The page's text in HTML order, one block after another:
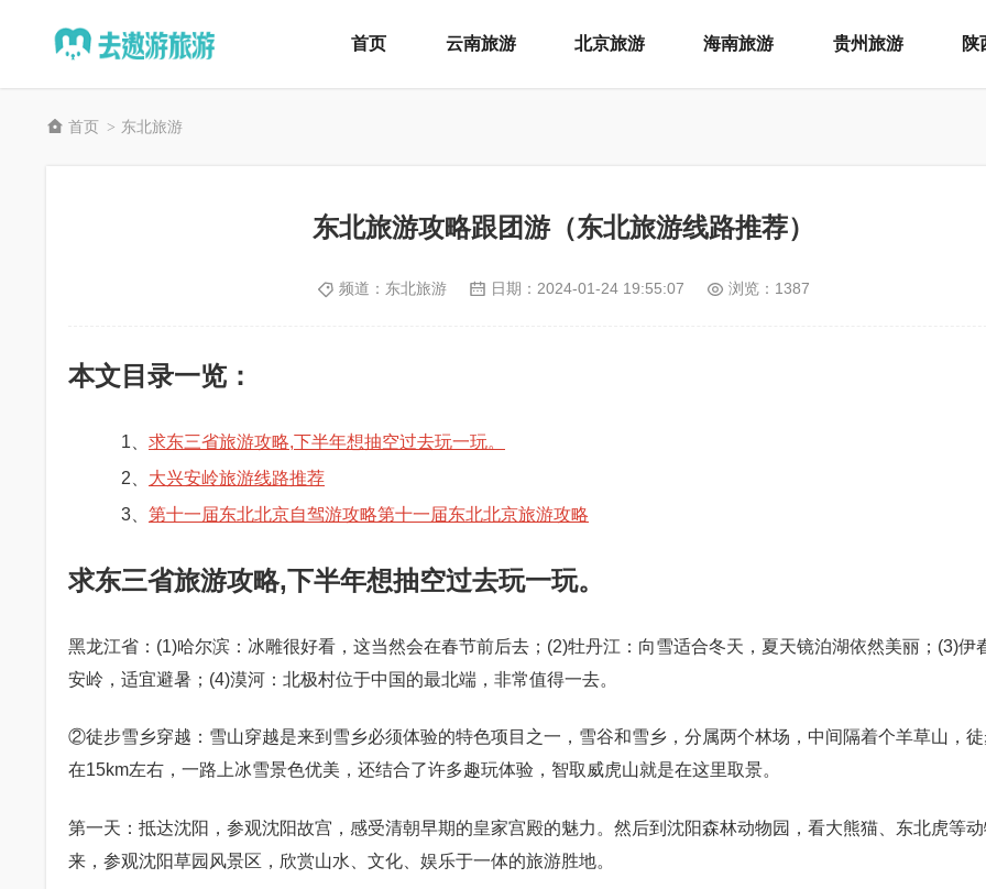
首页 云南旅游 北京旅游 海南旅游 贵州旅游 陕
首页 > 东北旅游
东北旅游攻略跟团游（东北旅游线路推荐）
频道： 东北旅游 日期： 2024-01-24 19:55:07 浏览：1387
本文目录一览：
1、 求东三省旅游攻略,下半年想抽空过去玩一玩。
2、 大兴安岭旅游线路推荐
3、 第十一届东北北京自驾游攻略第十一届东北北京旅游攻略
求东三省旅游攻略,下半年想抽空过去玩一玩。
黑龙江省：(1)哈尔滨：冰雕很好看，这当然会在春节前后去；(2)牡丹江：向雪适合冬天，夏天镜泊湖依然美丽；(3)伊
安岭，适宜避暑；(4)漠河：北极村位于中国的最北端，非常值得一去。
②徒步雪乡穿越：雪山穿越是来到雪乡必须体验的特色项目之一，雪谷和雪乡，分属两个林场，中间隔着个羊草山，
在15km左右，一路上冰雪景色优美，还结合了许多趣玩体验，智取威虎山就是在这里取景。
第一天：抵达沈阳，参观沈阳故宫，感受清朝早期的皇家宫殿的魅力。然后到沈阳森林动物园，看大熊猫、东北虎等
来，参观沈阳草园风景区，欣赏山水、文化、娱乐于一体的旅游胜地。